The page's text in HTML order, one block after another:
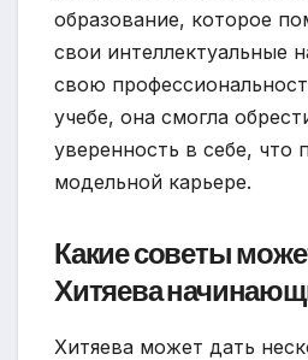
образование, которое
свои интеллектуальные
свою
учебе, она смогла
уверенность в себе, что
модельной карьере.
Какие советы
Хитяева
Хитяева может дать